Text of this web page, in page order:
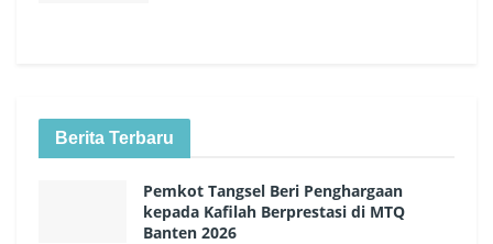
Berita Terbaru
Pemkot Tangsel Beri Penghargaan
kepada Kafilah Berprestasi di MTQ
Banten 2026